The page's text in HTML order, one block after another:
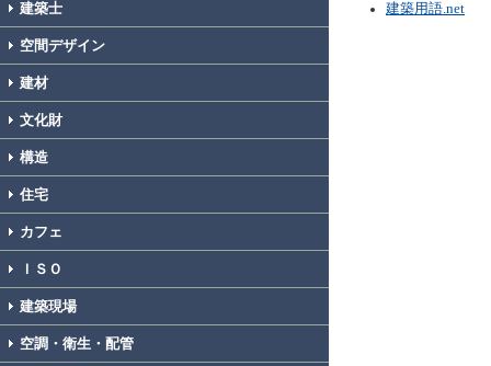
建築士
空間デザイン
建材
文化財
構造
住宅
カフェ
ＩＳＯ
建築現場
空調・衛生・配管
建築用語.net